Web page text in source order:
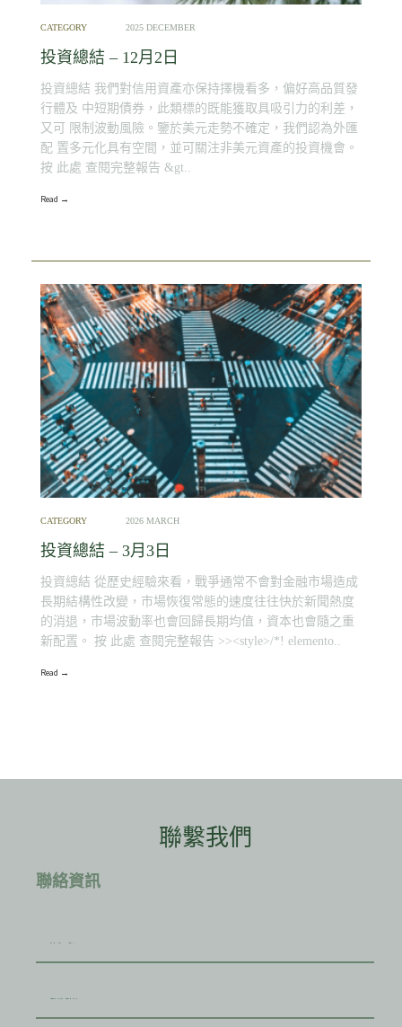
CATEGORY 2025 DECEMBER
投資總結 – 12月2日
投資總結 我們對信用資產亦保持擇機看多，偏好高品質發
行體及 中短期債券，此類標的既能獲取具吸引力的利差，
又可 限制波動風險。鑒於美元走勢不確定，我們認為外匯
配 置多元化具有空間，並可關注非美元資產的投資機會。
按 此處 查閱完整報告 &gt..
Read →
CATEGORY 2026 MARCH
投資總結 – 3月3日
投資總結 從歷史經驗來看，戰爭通常不會對金融市場造成
長期結構性改變，市場恢復常態的速度往往快於新聞熱度
的消退，市場波動率也會回歸長期均值，資本也會隨之重
新配置。 按 此處 查閱完整報告 >><style>/*! elemento..
Read →
聯繫我們
聯絡資訊